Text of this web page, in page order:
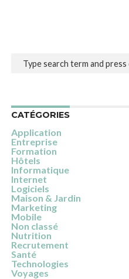
CATÉGORIES
Application
Entreprise
Formation
Hôtels
Informatique
Internet
Logiciels
Maison & Jardin
Marketing
Mobile
Non classé
Nutrition
Recrutement
Santé
Technologies
Voyages